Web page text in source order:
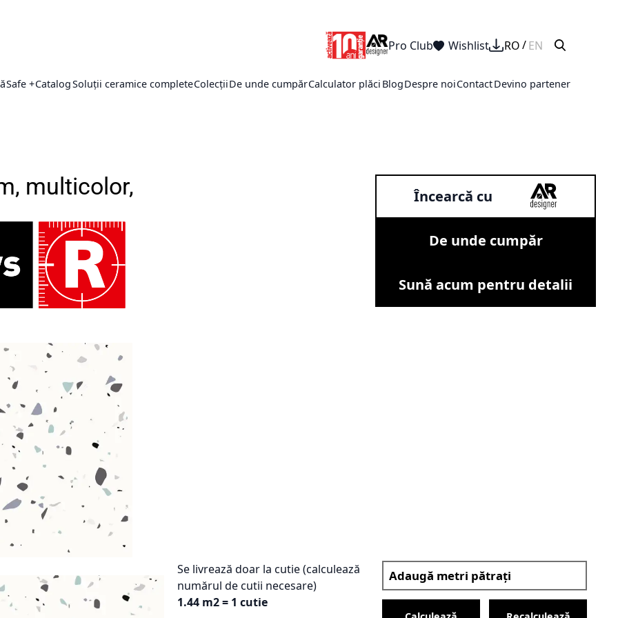
Pro Club Wishlist RO EN
Safe +CatalogSoluții ceramice completeColecțiiDe unde cumpărCalculator plăci BlogDespre noiContactDevino partener
multicolor, Încearcă cu
De unde cumpăr
Sună acum pentru detalii
Se livrează doar la cutie (calculează
numărul de cutii necesare)
1.44 m2 = 1 cutie